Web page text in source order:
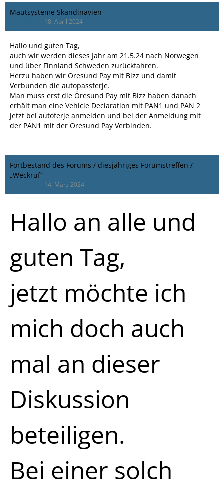
Mautsysteme Skandinavien
18. April 2024
Hallo und guten Tag,
auch wir werden dieses Jahr am 21.5.24 nach Norwegen
und über Finnland Schweden zurückfahren.
Herzu haben wir Öresund Pay mit Bizz und damit
Verbunden die autopassferje.
Man muss erst die Öresund Pay mit Bizz haben danach
erhält man eine Vehicle Declaration mit PAN1 und PAN 2
jetzt bei autoferje anmelden und bei der Anmeldung mit
der PAN1 mit der Öresund Pay Verbinden.
Fortbestand des Forums / diesjähriges Forumstreffen /
„Weckruf“
14. März 2024
Hallo an alle und
guten Tag,
jetzt möchte ich
mich doch auch
mal an dieser
Diskussion
beteiligen.
Bei einer solch